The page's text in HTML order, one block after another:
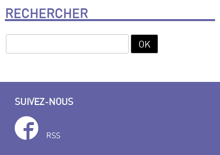
RECHERCHER
SUIVEZ-NOUS
RSS